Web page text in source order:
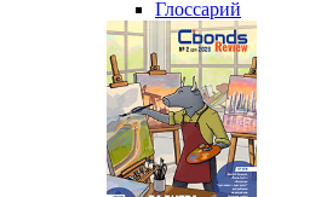
Research Hub
Сбондс-ТВ
Cbonds для СМИ
Глоссарий